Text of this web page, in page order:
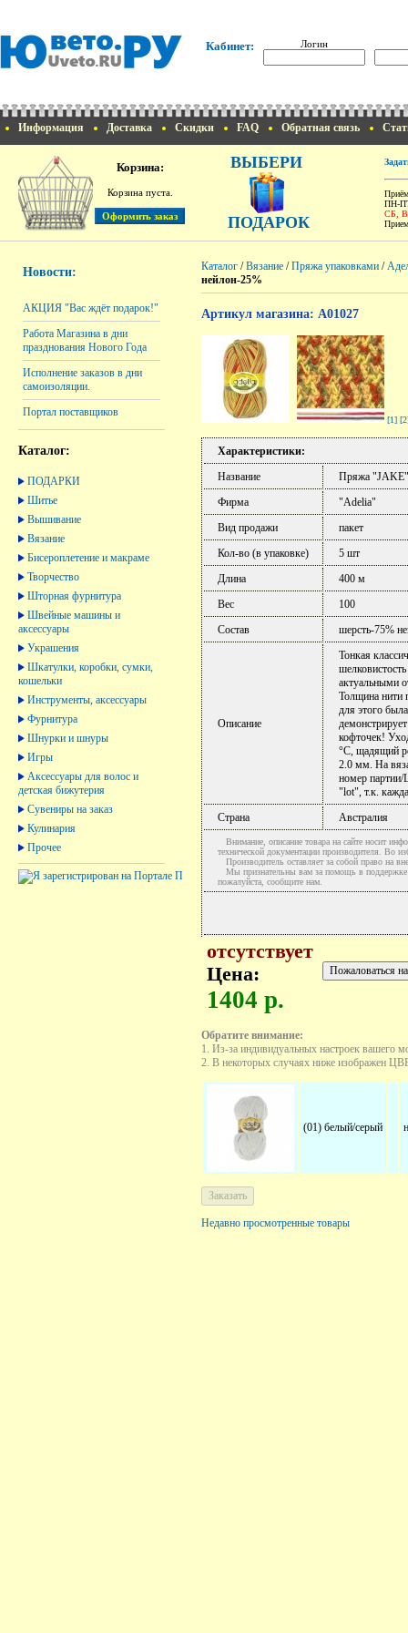
Кабинет: Логин
Информация Доставка Скидки FAQ Обратная связь
Корзина:
Корзина пуста.
ВЫБЕРИ
ПОДАРОК
ПН-
СБ,
Новости:
АКЦИЯ "Вас ждёт подарок!"
Работа Магазина в дни
празднования Нового Года
Исполнение заказов в дни
самоизоляции.
Портал поставщиков
Каталог:
ПОДАРКИ
Шитье
Вышивание
Вязание
Бисероплетение и макраме
Творчество
Шторная фурнитура
Швейные машины и
аксессуары
Украшения
Шкатулки, коробки, сумки,
кошельки
Инструменты, аксессуары
Фурнитура
Шнурки и шнуры
Игры
Аксессуары для волос и
детская бижутерия
Сувениры на заказ
Кулинария
Прочее
Каталог /Вязание /Пряжа упаковками /
нейлон-25%
Артикул магазина: A01027
[1]
Характеристики:
Название
Пряжа "JAKE"
Фирма
"Adelia"
Вид продажи
пакет
Кол-во (в упаковке)
5 шт
Длина
400 м
Вес
100
Состав
шерсть-75%
Описание
Тонкая
актуальными
Толщина нити
для этого
кофточек!
°C, щадящий
2.0 мм. На
номер партии/
"lot", т.к.
Страна
Австралия
Внимание, описание товара на сайте носит
технической документации производителя. Во
Производитель оставляет за собой право на
Мы признательны вам за помощь в поддержке
пожалуйста, сообщите нам.
отсутствует
Цена:
1404 р.
Обратите внимание:
1. Из-за индивидуальных настроек вашего
2. В некоторых случаях ниже изображен
(01) белый/серый
Недавно просмотренные товары